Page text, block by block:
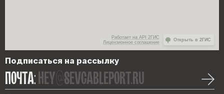
Подписаться на рассылку
ПОЧТА:hey@sevcableport.ru
Работает на API 2ГИС
Лицензионное соглашение
Открыть в 2ГИС